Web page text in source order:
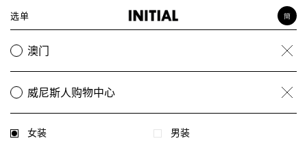
选单 簡
女装澳门 Clear
威尼斯人购物中心 Clear
女装
男装